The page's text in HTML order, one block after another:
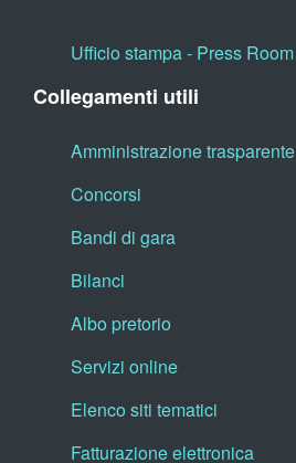
Ufficio stampa - Press Room
Collegamenti utili
Amministrazione trasparente
Concorsi
Bandi di gara
Bilanci
Albo pretorio
Servizi online
Elenco siti tematici
Fatturazione elettronica